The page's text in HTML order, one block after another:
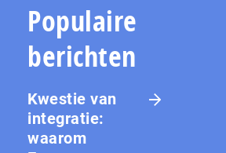
Populaire
berichten
Kwestie van
integratie:
waarom